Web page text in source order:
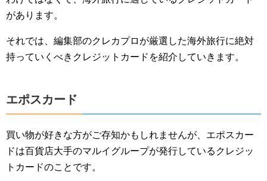
があります。
それでは、編集部のクレカプロが厳選した海外旅行に絶対
持っていくべきクレジットカードを紹介していきます。
エポスカード
買い物が好きな方がご存知かもしれませんが、エポスカー
ドは百貨店大手のマルイグループが発行しているクレジッ
トカードのことです。